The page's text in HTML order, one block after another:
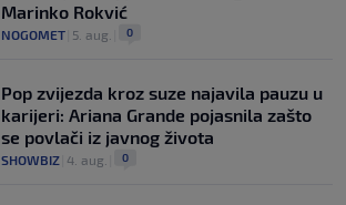
Marinko Rokvić
NOGOMET 5. aug. 0
Pop zvijezda kroz suze najavila pauzu u
karijeri: Ariana Grande pojasnila zašto
se povlači iz javnog života
SHOWBIZ 4. aug. 0